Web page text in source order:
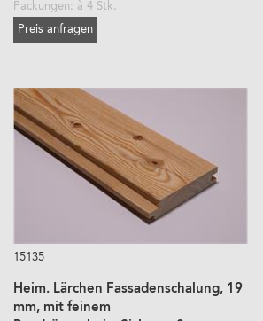
Packungen: à 4 Stk.
Preis anfragen
15135
Heim. Lärchen Fassadenschalung, 19
mm, mit feinem